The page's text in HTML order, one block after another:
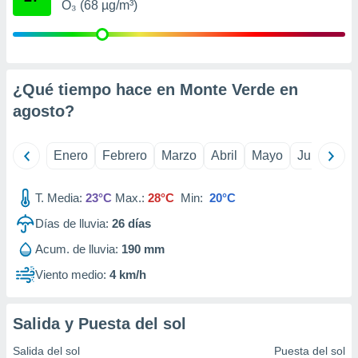
su
en
de
datos
O₃ (68 µg/m³)
¿Qué tiempo hace en Monte Verde en
agosto?
Enero Febrero Marzo Abril Mayo Junio
T. Media: 23°C Max.: 28°C Min: 20°C
Días de lluvia: 26 días
Acum. de lluvia: 190 mm
Viento medio: 4 km/h
Salida y Puesta del sol
Salida del sol Puesta del sol